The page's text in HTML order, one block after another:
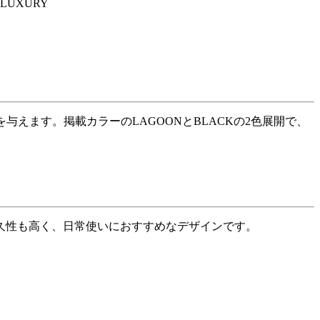
えます。掲載カラーのLAGOONとBLACKの2色展開で、
も高く、日常使いにおすすめなデザインです。